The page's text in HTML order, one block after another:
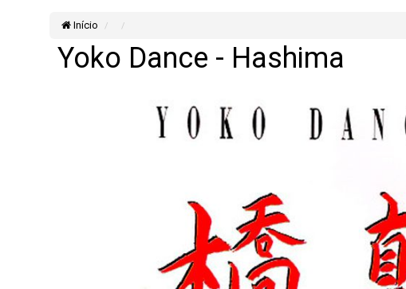
Início
Yoko Dance - Hashima